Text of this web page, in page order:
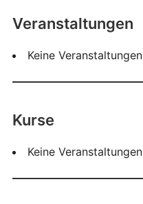
Veranstaltungen
Keine Veranstaltungen
Kurse
Keine Veranstaltungen